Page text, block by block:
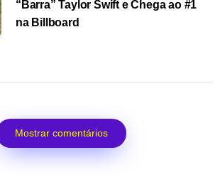
“Barra” Taylor Swift e Chega ao #1
na Billboard
Mostrar comentários